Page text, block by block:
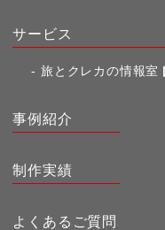
サービス
旅とクレカの情報室
事例紹介
制作実績
よくあるご質問